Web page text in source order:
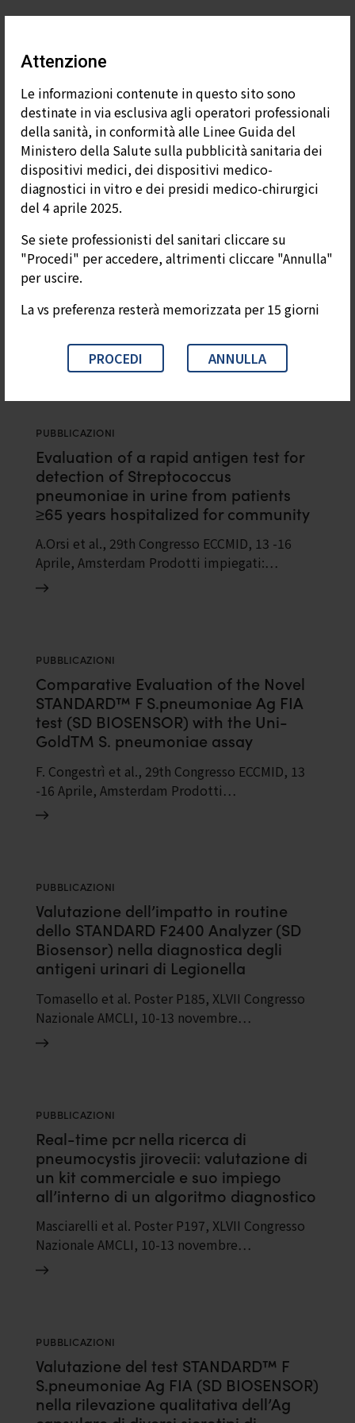
Attenzione
Le informazioni contenute in questo sito sono
destinate in via esclusiva agli operatori professionali
della sanità, in conformità alle Linee Guida del
Ministero della Salute sulla pubblicità sanitaria dei
dispositivi medici, dei dispositivi medico-
diagnostici in vitro e dei presidi medico-chirurgici
del 4 aprile 2025.
Se siete professionisti del sanitari cliccare su
"Procedi" per accedere, altrimenti cliccare "Annulla"
per uscire.
La vs preferenza resterà memorizzata per 15 giorni
PROCEDI ANNULLA
PUBBLICAZIONI
pneumoniae Ag FIA test evaluation on
the qualitative detection of the
capsular antigen of different S.
pneumoniae serotypes
C. Vignati et al., 29th Congresso ECCMID, 13 -16
PUBBLICAZIONI
Evaluation of a rapid antigen test for
detection of Streptococcus
pneumoniae in urine from patients
≥65 years hospitalized for community
A.Orsi et al., 29th Congresso ECCMID, 13 -16
Aprile, Amsterdam Prodotti impiegati:…
PUBBLICAZIONI
Comparative Evaluation of the Novel
STANDARD™ F S.pneumoniae Ag FIA
test (SD BIOSENSOR) with the Uni-
GoldTM S. pneumoniae assay
pneumoniae antigen card (Alere) for
detection of pneumococcal urinary
antigen
F. Congestrì et al., 29th Congresso ECCMID, 13
-16 Aprile, Amsterdam Prodotti…
PUBBLICAZIONI
Valutazione dell’impatto in routine
dello STANDARD F2400 Analyzer (SD
Biosensor) nella diagnostica degli
antigeni urinari di Legionella
Tomasello et al. Poster P185, XLVII Congresso
Nazionale AMCLI, 10-13 novembre…
PUBBLICAZIONI
Real-time pcr nella ricerca di
pneumocystis jirovecii: valutazione di
un kit commerciale e suo impiego
all’interno di un algoritmo diagnostico
Masciarelli et al. Poster P197, XLVII Congresso
Nazionale AMCLI, 10-13 novembre…
PUBBLICAZIONI
Valutazione del test STANDARD™ F
S.pneumoniae Ag FIA (SD BIOSENSOR)
nella rilevazione qualitativa dell’Ag